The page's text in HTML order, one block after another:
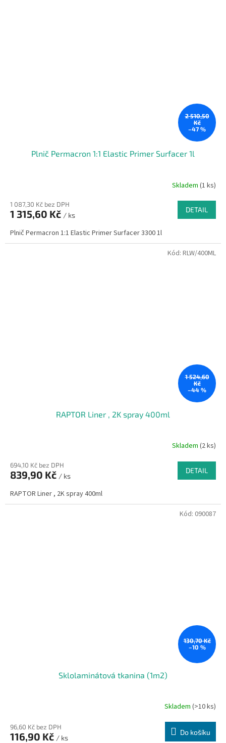
2 510,50
Kč
–47 %
Plnič Permacron 1:1 Elastic Primer Surfacer 1l
Skladem (1 ks)
1 087,30 Kč bez DPH
1 315,60 Kč / ks
DETAIL
Plnič Permacron 1:1 Elastic Primer Surfacer 3300 1l
1 524,60
Kč
–44 %
RAPTOR Liner , 2K spray 400ml
Skladem (2 ks)
694,10 Kč bez DPH
839,90 Kč / ks
DETAIL
RAPTOR Liner , 2K spray 400ml
Kód: RLW/400ML
130,70 Kč
–10 %
Sklolaminátová tkanina (1m2)
Skladem (>10 ks)
96,60 Kč bez DPH
116,90 Kč / ks
Do košíku
Kód: 090087